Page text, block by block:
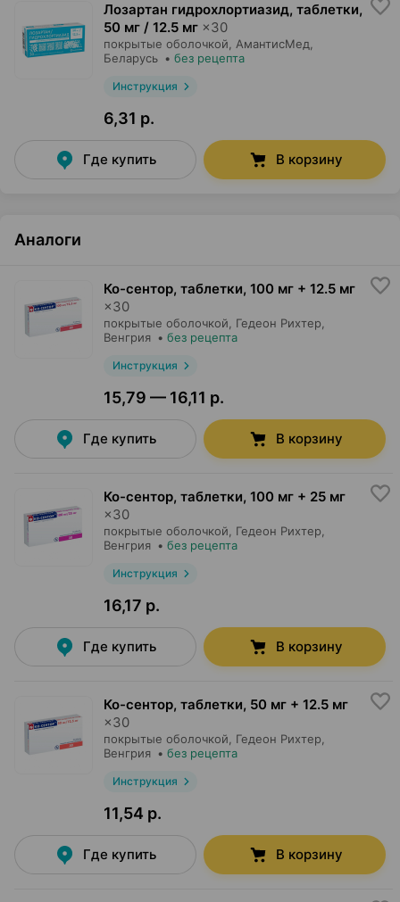
Лозартан гидрохлортиазид, таблетки,
50 мг / 12.5 мг ×30
покрытые оболочкой, АмантисМед
Беларусь • без рецепта
Инструкция
6,31 р.
Где купить В корзину
Аналоги
Ко-сентор, таблетки, 100 мг + 12.5 мг
×30
покрытые оболочкой, Гедеон Рихтер
Венгрия • без рецепта
Инструкция
15,79 — 16,11 р.
Где купить В корзину
Ко-сентор, таблетки, 100 мг + 25 мг
×30
покрытые оболочкой, Гедеон Рихтер
Венгрия • без рецепта
Инструкция
16,17 р.
Где купить В корзину
Ко-сентор, таблетки, 50 мг + 12.5 мг
×30
покрытые оболочкой, Гедеон Рихтер
Венгрия • без рецепта
Инструкция
11,54 р.
Где купить В корзину